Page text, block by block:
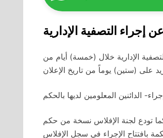
إجراء التصفية الإدارية
الإدارية خلال (خمسة) أيام من
على (ستين) يوماً من تاريخ الإعلان
كما تودع لجنة الإفلاس نسخة من حكم